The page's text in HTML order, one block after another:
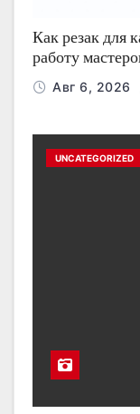
Как резак для
работу
Авг 6, 2026
UNCATEGORIZED